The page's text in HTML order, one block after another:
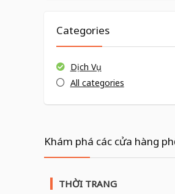
Categories
Dịch Vụ
All categories
Khám phá các cửa hàng
THỜI TRANG